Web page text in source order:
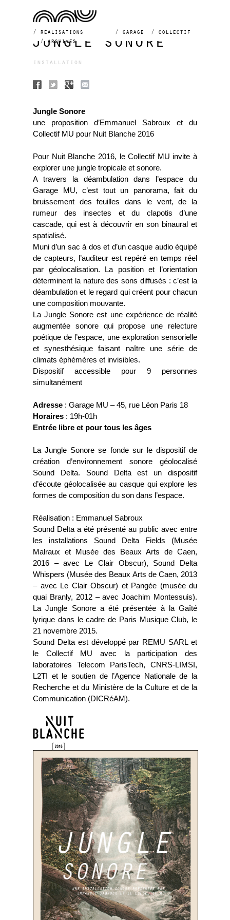
réalisations garage
collectif
archives
jungle sonore
installation
Jungle Sonore
une proposition d’Emmanuel Sabroux et du
Collectif MU pour Nuit Blanche 2016
Pour Nuit Blanche 2016, le Collectif MU invite à
explorer une jungle tropicale et sonore.
A travers la déambulation dans l’espace du
Garage MU, c’est tout un panorama, fait du
bruissement des feuilles dans le vent, de la
rumeur des insectes et du clapotis d’une
cascade, qui est à découvrir en son binaural et
spatialisé.
Muni d’un sac à dos et d’un casque audio équipé
de capteurs, l’auditeur est repéré en temps réel
par géolocalisation. La position et l’orientation
déterminent la nature des sons diffusés : c’est la
déambulation et le regard qui créent pour chacun
une composition mouvante.
La Jungle Sonore est une expérience de réalité
augmentée sonore qui propose une relecture
poétique de l’espace, une exploration sensorielle
et synesthésique faisant naître une série de
climats éphémères et invisibles.
Dispositif accessible pour 9 personnes
simultanément
Adresse : Garage MU – 45, rue Léon Paris 18
Horaires : 19h-01h
Entrée libre et pour tous les âges
La Jungle Sonore se fonde sur le dispositif de
création d’environnement sonore géolocalisé
Sound Delta. Sound Delta est un dispositif
d’écoute géolocalisée au casque qui explore les
formes de composition du son dans l’espace.
Réalisation : Emmanuel Sabroux
Sound Delta a été présenté au public avec entre
les installations Sound Delta Fields (Musée
Malraux et Musée des Beaux Arts de Caen,
2016 – avec Le Clair Obscur), Sound Delta
Whispers (Musée des Beaux Arts de Caen, 2013
– avec Le Clair Obscur) et Pangée (musée du
quai Branly, 2012 – avec Joachim Montessuis).
La Jungle Sonore a été présentée à la Gaîté
lyrique dans le cadre de Paris Musique Club, le
21 novembre 2015.
Sound Delta est développé par REMU SARL et
le Collectif MU avec la participation des
laboratoires Telecom ParisTech, CNRS-LIMSI,
L2TI et le soutien de l’Agence Nationale de la
Recherche et du Ministère de la Culture et de la
Communication (DICRéAM).